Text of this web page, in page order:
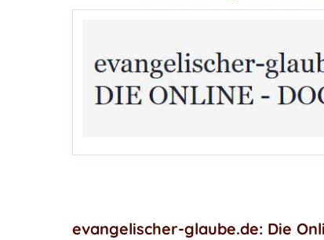
evangelischer-glaube.de: Die